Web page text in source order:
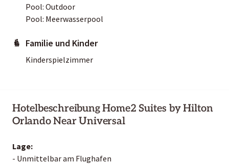
Pool: Outdoor
Pool: Meerwasserpool
Familie und Kinder
Kinderspielzimmer
Hotelbeschreibung Home2 Suites by Hilton
Orlando Near Universal
Lage:
- Unmittelbar am Flughafen